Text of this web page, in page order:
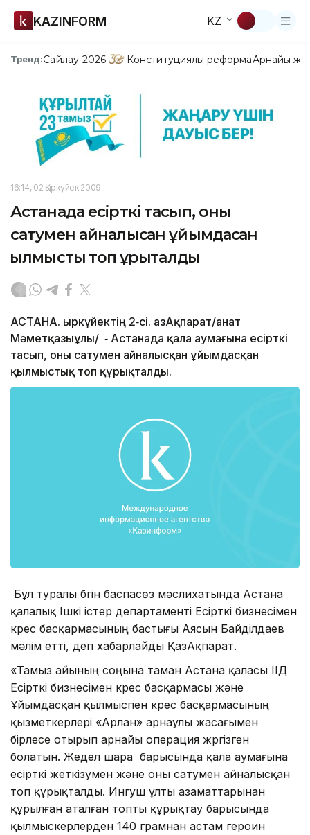
KAZINFORM KZ
Тренд:Сайлау-2026 Конституциялық реформаАрнайы
16:14, 02 Қыркүйек 2009
Астанада есірткі тасып, оны
сатумен айналысқан ұйымдасқан
қылмыстық топ құрықталды
АСТАНА. Қыркүйектің 2‑сі. ҚазАқпарат/Қанат
Мәметқазыұлы/ ‑ Астанада қала аумағына есірткі
тасып, оны сатумен айналысқан ұйымдасқан
қылмыстық топ құрықталды.
Бұл туралы бүгін баспасөз мәслихатында Астана
қалалық Ішкі істер департаменті Есірткі бизнесімен
күрес басқармасының бастығы Аясын Байділдаев
мәлім етті, деп хабарлайды ҚазАқпарат.
«Тамыз айының соңына таман Астана қаласы ІІД
Есірткі бизнесімен күрес басқармасы және
Ұйымдасқан қылмыспен күрес басқармасының
қызметкерлері «Арлан» арнаулы жасағымен
бірлесе отырып арнайы операция жүргізген
болатын. Жедел шара барысында қала аумағына
есірткі жеткізумен және оны сатумен айналысқан
топ құрықталды. Ингуш ұлты азаматтарынан
құрылған аталған топты құрықтау барысында
қылмыскерлерден 140 грамнан астам героин